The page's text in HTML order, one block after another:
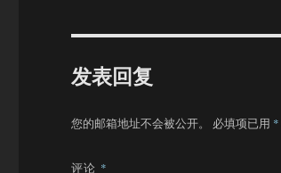
发表回复
您的邮箱地址不会被公开。 必填项已用 *
评论 *